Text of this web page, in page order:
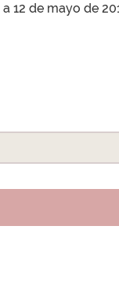
12 de mayo de